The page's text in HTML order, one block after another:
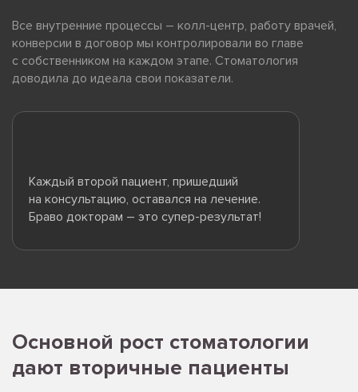
Все внутренние процессы – колл-центр, работу врачей,
конверсии в договор мы контролировали во главе
с собственником на каждом этапе. Стоматология
доводила до идеала свои показатели.
Каждый второй пациент, пришедший
на консультацию, оставался на лечение.
Браво докторам – это супер-результат!
Основной рост стоматологии
дают вторичные пациенты